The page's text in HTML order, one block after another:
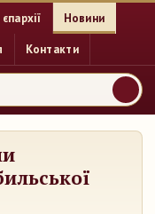
Новини
Контакти